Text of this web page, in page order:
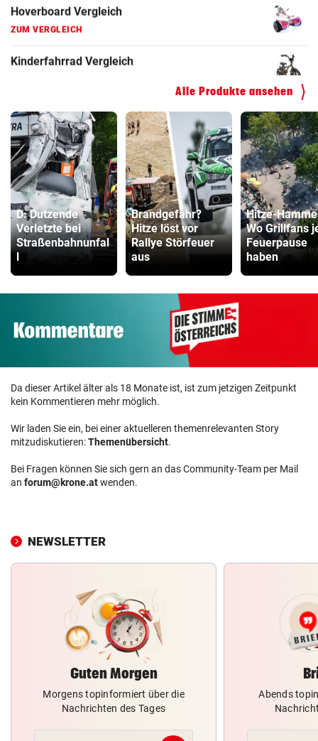
ZUM VERGLEICH
ZUM VERGLEICH
Alle Produkte ansehen
D: Dutzende
Verletzte bei
Straßenbahnunfal
l
Brandgefahr?
Hitze löst vor
Rallye Störfeuer
aus
Hitze-
Wo Grillfans
Feuerpause
haben
Da dieser Artikel älter als 18 Monate ist, ist zum jetzigen Zeitpunkt
kein Kommentieren mehr möglich.
Wir laden Sie ein, bei einer aktuelleren themenrelevanten Story
mitzudiskutieren:Themenübersicht.
Bei Fragen können Sie sich gern an das Community-Team per Mail
an forum@krone.atwenden.
NEWSLETTER
Guten Morgen
Morgens topinformiert über die
Nachrichten des Tages
Abends